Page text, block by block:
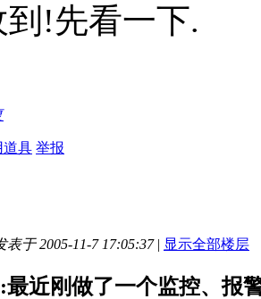
到!先看一下.
道具 举报
表于 2005-11-7 17:05:37 | 显示全部楼层
最近刚做了一个监控、报